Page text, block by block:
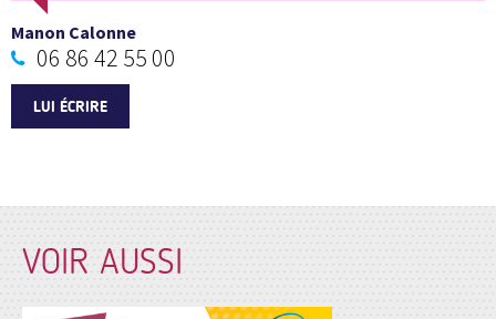
Manon Calonne
06 86 42 55 00
LUI ÉCRIRE
VOIR AUSSI